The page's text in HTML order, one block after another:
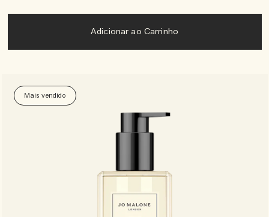
Adicionar ao Carrinho
Mais vendido